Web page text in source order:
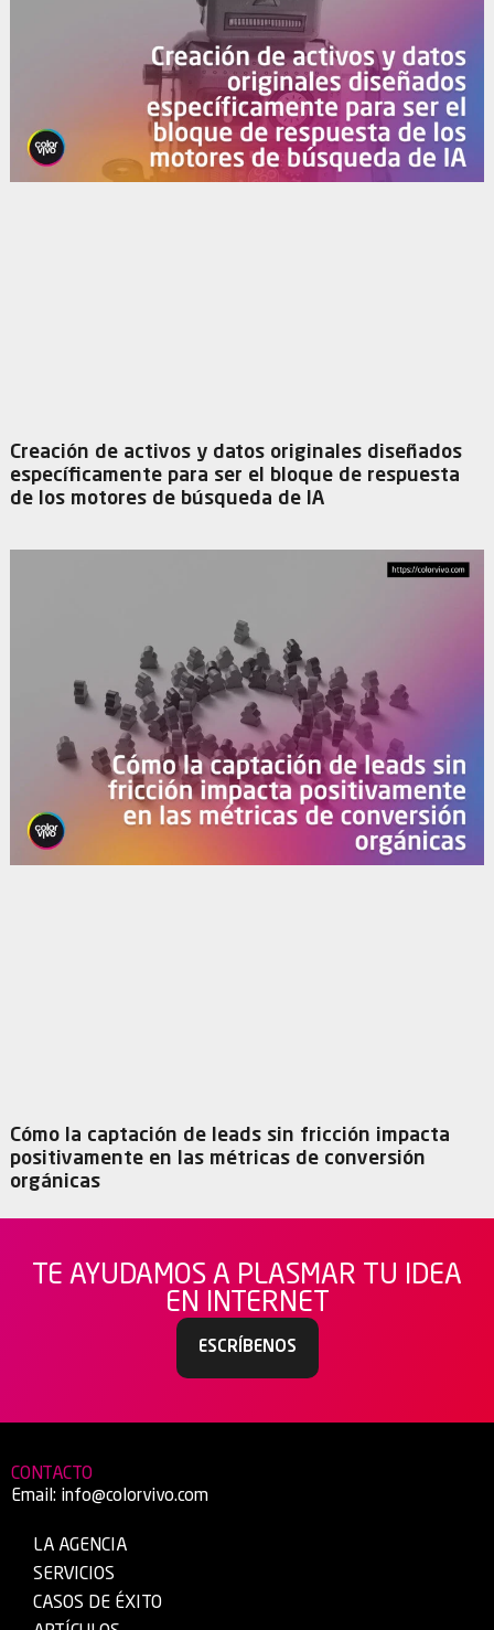
Creación de activos y datos originales diseñados
específicamente para ser el bloque de respuesta
de los motores de búsqueda de IA
Cómo la captación de leads sin fricción impacta
positivamente en las métricas de conversión
orgánicas
TE AYUDAMOS A PLASMAR TU IDEA
EN INTERNET
ESCRÍBENOS
CONTACTO
Email: info@colorvivo.com
LA AGENCIA
SERVICIOS
CASOS DE ÉXITO